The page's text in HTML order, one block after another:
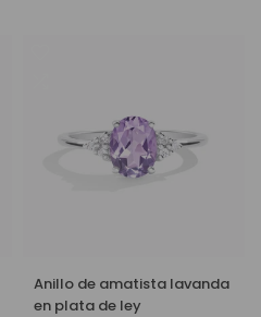
Anillo de amatista lavanda
en plata de ley